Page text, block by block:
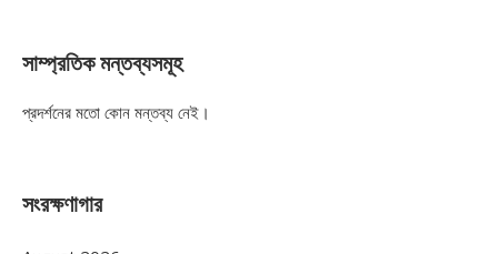
সাম্প্রতিক মন্তব্যসমূহ
প্রদর্শনের মতো কোন মন্তব্য নেই।
সংরক্ষণাগার